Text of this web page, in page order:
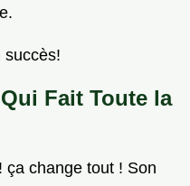
succès!
Fait Toute la
ça change tout ! Son